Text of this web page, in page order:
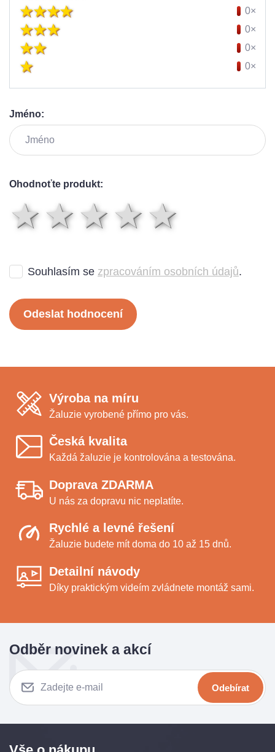
0×
0×
0×
0×
Jméno:
Ohodnoťte produkt:
4
3 hvězdy
2 hvězdy
1 hvězda
Souhlasím se zpracováním osobních údajů.
Odeslat hodnocení
Výroba na míru
Žaluzie vyrobené přímo pro vás.
Česká kvalita
Každá žaluzie je kontrolována a testována.
Doprava ZDARMA
U nás za dopravu nic neplatíte.
Rychlé a levné řešení
Žaluzie budete mít doma do 10 až 15 dnů.
Detailní návody
Díky praktickým videím zvládnete montáž sami.
Odběr novinek a akcí
Odebírat